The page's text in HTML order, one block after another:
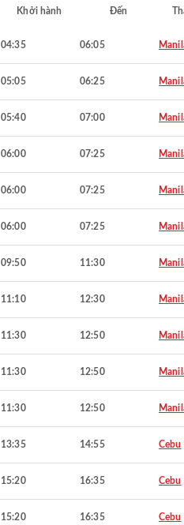
Khởi hành Đến
04:35 06:05
05:05 06:25
05:40 07:00
06:00 07:25
06:00 07:25
06:00 07:25
09:50 11:30
11:10 12:30
11:30 12:50
11:30 12:50
11:30 12:50
13:35 14:55 Cebu
15:20 16:35 Cebu
15:20 16:35 Cebu